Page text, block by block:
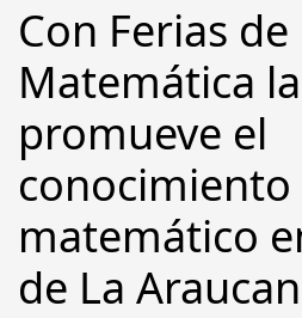
Con Ferias de
Matemática
promueve el
conocimiento
matemático
de La